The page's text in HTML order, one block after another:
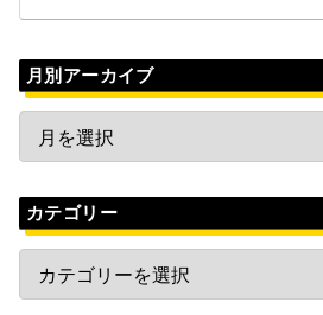
月別アーカイブ
カテゴリー